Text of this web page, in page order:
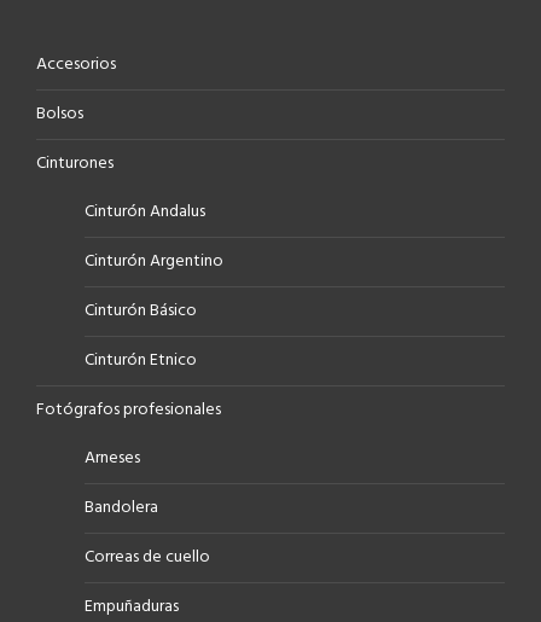
Accesorios
Bolsos
Cinturones
Cinturón Andalus
Cinturón Argentino
Cinturón Básico
Cinturón Etnico
Fotógrafos profesionales
Arneses
Bandolera
Correas de cuello
Empuñaduras